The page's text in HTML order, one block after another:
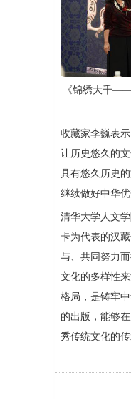
《锦绣大千
收藏家李巍表
让历史悠久的
具有悠久历史
继续做好中华
清华大学人文
卡为代表的汉
与、共同努力
文化的多样性
格局，是铸牢
的出版，能够
秀传统文化的